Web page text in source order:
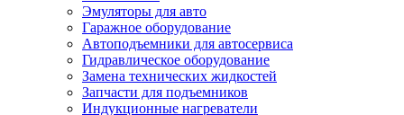
Эмуляторы для авто
Гаражное оборудование
Автоподъемники для автосервиса
Гидравлическое оборудование
Замена технических жидкостей
Запчасти для подъемников
Индукционные нагреватели